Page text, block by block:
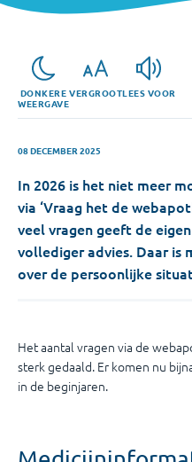
DONKERE
WEERGAVE
VERGROOTLEES VOOR
08 DECEMBER 2025
In 2026 is het niet meer
via ‘Vraag het de
veel vragen geeft de
vollediger advies. Daar is
over de persoonlijke
Het aantal vragen via de
sterk gedaald. Er komen nu
in de beginjaren.